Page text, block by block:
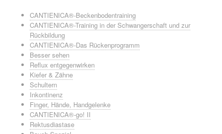
CANTIENICA®-Beckenbodentraining
CANTIENICA®-Training in der Schwangerschaft und zur
Rückbildung
CANTIENICA®-Das Rückenprogramm
Besser sehen
Reflux entgegenwirken
Kiefer & Zähne
Schultern
Inkontinenz
Finger, Hände, Handgelenke
CANTIENICA®-go! II
Rektusdiastase